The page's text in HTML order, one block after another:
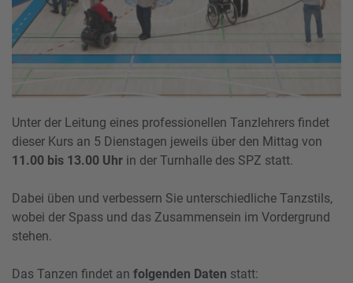
Unter der Leitung eines professionellen Tanzlehrers findet
dieser Kurs an 5 Dienstagen jeweils über den Mittag von
11.00 bis 13.00 Uhr in der Turnhalle des SPZ statt.
Dabei üben und verbessern Sie unterschiedliche Tanzstils,
wobei der Spass und das Zusammensein im Vordergrund
stehen.
Das Tanzen findet an folgenden Daten statt: